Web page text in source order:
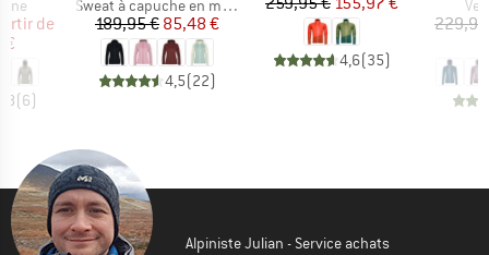
réduit
de
€
(6)
Product group
Sweat à capuche en mérinos
Prix
189,95 €Prix réduit
85,48 €
4,5(22)
4,6(35)
Alpiniste Julian - Service achats